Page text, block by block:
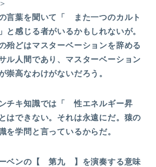
言葉を聞いて「 また一つのカルト
感じる者がいるかもしれないが。
殆どはマスターベーションを辞める
ル人間であり、マスターベーション
崇高なわけがないだろう。
チキ知識では「 性エネルギー昇
できない。それは永遠にだ。猿の
を学問と言っているからだ。
ーベンの【 第九 】を演奏する意味